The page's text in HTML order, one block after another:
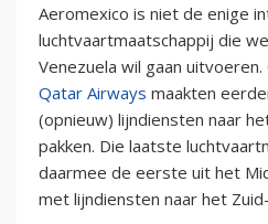
Aeromexico is niet de enige
luchtvaartmaatschappij die
Venezuela wil gaan uitvoeren.
Qatar Airways maakten
(opnieuw) lijndiensten naar
pakken. Die laatste
daarmee de eerste uit het
met lijndiensten naar het